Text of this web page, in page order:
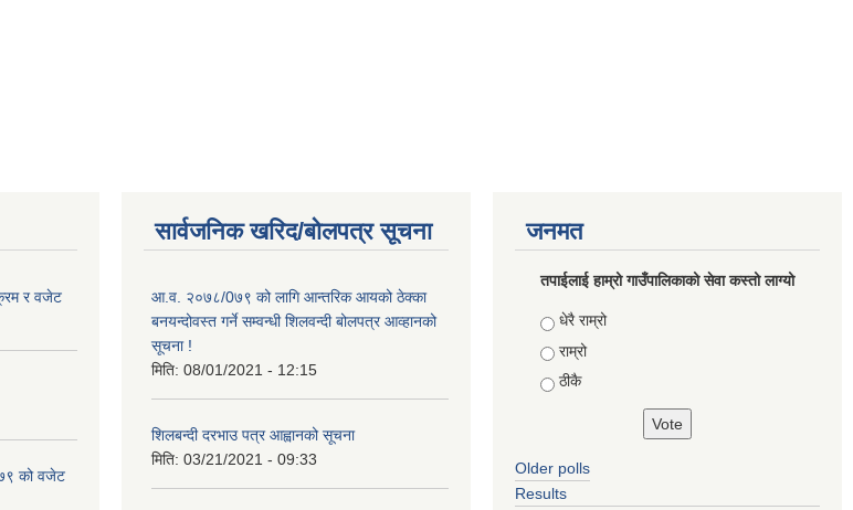
र वजेट
को वजेट
सार्वजनिक खरिद/बोलपत्र सूचना
आ.व. २०७८/0७९ को लागि आन्तरिक आयको ठेक्का
बनयन्दोवस्त गर्ने सम्वन्धी शिलवन्दी बोलपत्र आव्हानको
सूचना !
मिति: 08/01/2021 - 12:15
शिलबन्दी दरभाउ पत्र आह्वानको सूचना
मिति: 03/21/2021 - 09:33
जनमत
तपाईलाई हाम्रो गाउँपालिकाको सेवा कस्तो लाग्यो
Choices
धेरै राम्रो
राम्रो
ठीकै
Older polls
Results